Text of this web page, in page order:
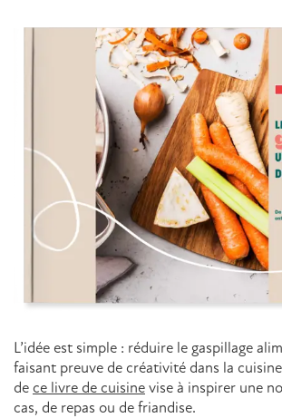
Nouveautés
Contactez-nous
L’idée est simple : réduire le gaspillage
faisant preuve de créativité dans la
de ce livre de cuisinevise à inspirer une
cas, de repas ou de friandise.